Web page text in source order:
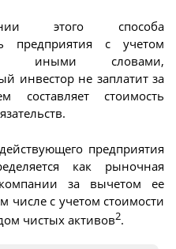
этого способа
предприятия с учетом
иными словами,
инвестор не заплатит за
составляет стоимость
предприятия
как рыночная
за вычетом ее
числе с учетом стоимости
чистых активов2.